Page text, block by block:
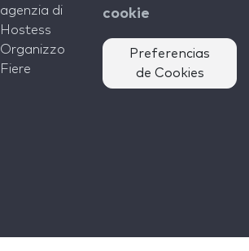
agenzia di
Hostess
Organizzo
Fiere
cookie
Preferencias
de Cookies